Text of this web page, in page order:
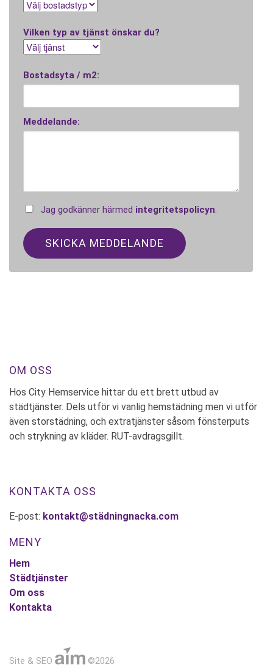
Vilken typ av tjänst önskar du?
Bostadsyta / m2:
Meddelande:
Jag godkänner härmed integritetspolicyn
OM OSS
Hos City Hemservice hittar du ett brett utbud av
städtjänster. Dels utför vi vanlig hemstädning men vi utför
även storstädning, och extratjänster såsom fönsterputs
och strykning av kläder. RUT-avdragsgillt.
KONTAKTA OSS
E-post: kontakt@städningnacka.com
MENY
Hem
Städtjänster
Om oss
Kontakta
Site & SEO ©2026